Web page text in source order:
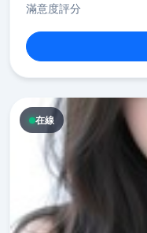
滿意度評分
在線